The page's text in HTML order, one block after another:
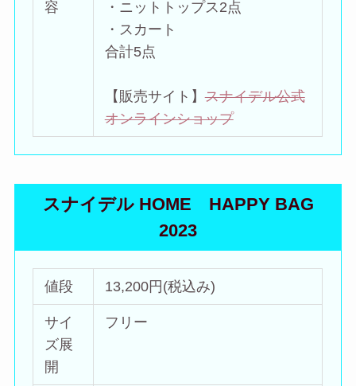
容
・ニットトップス2点
・スカート
合計5点
【販売サイト】スナイデル公式
オンラインショップ
スナイデル HOME HAPPY BAG
2023
値段 13,200円(税込み)
サイ
ズ展
開
フリー